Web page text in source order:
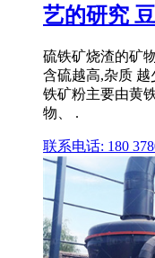
艺的研究
硫铁矿烧渣的矿
含硫越高,杂质
铁矿粉主要由黄
物、 .
联系电话: 180